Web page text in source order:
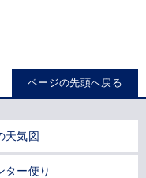
ページの先頭へ戻る
天気図
ター便り